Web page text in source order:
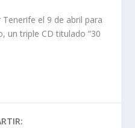
el 9 de abril para
un triple CD titulado “30